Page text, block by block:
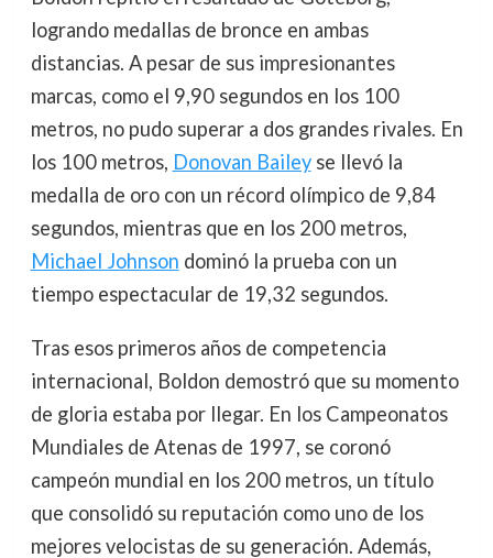
logrando medallas de bronce en ambas
distancias. A pesar de sus impresionantes
marcas, como el 9,90 segundos en los 100
metros, no pudo superar a dos grandes rivales. En
los 100 metros, Donovan Baileyse llevó la
medalla de oro con un récord olímpico de 9,84
segundos, mientras que en los 200 metros,
Michael Johnson dominó la prueba con un
tiempo espectacular de 19,32 segundos.
Tras esos primeros años de competencia
internacional, Boldon demostró que su momento
de gloria estaba por llegar. En los Campeonatos
Mundiales de Atenas de 1997, se coronó
campeón mundial en los 200 metros, un título
que consolidó su reputación como uno de los
mejores velocistas de su generación. Además,